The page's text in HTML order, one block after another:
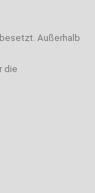
Außerhalb
die